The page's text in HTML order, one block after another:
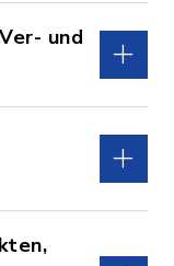
und